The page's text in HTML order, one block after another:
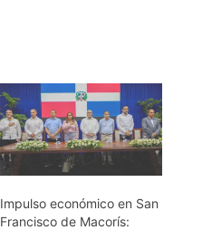
Impulso económico en San
Francisco de Macorís: